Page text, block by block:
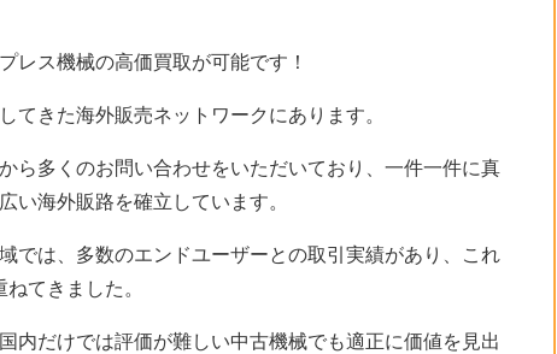
レス機械の高価買取が可能です！
てきた海外販売ネットワークにあります。
ら多くのお問い合わせをいただいており、一件一件に真
い海外販路を確立しています。
では、多数のエンドユーザーとの取引実績があり、これ
てきました。
内だけでは評価が難しい中古機械でも適正に価値を見出